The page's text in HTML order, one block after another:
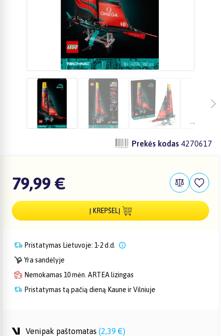
Prekės kodas 4270617
79,99 €
Į KREPŠELĮ
Pristatymas Lietuvoje: 1-2 d.d.
Yra sandėlyje
Nemokamas 10 mėn. ARTEA lizingas
Pristatymas tą pačią dieną Kaune ir Vilniuje
Venipak paštomatas (2,39 €)